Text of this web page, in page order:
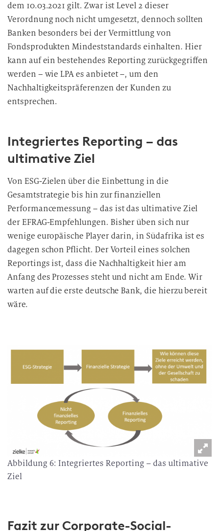
i
n
d
i
e
D
a
v
e
a
r
b
e
i
u
n
g
dem 10.03.2021 gilt. Zwar ist Level 2 dieser
Verordnung noch nicht umgesetzt, dennoch sollten
Banken besonders bei der Vermittlung von
Fondsprodukten Mindeststandards einhalten. Hier
kann auf ein bestehendes Reporting zurückgegriffen
werden – wie LPA es anbietet –, um den
Nachhaltigkeitspräferenzen der Kunden zu
entsprechen.
Integriertes Reporting – das
ultimative Ziel
Von ESG-Zielen über die Einbettung in die
Gesamtstrategie bis hin zur finanziellen
Performancemessung – das ist das ultimative Ziel
der EFRAG-Empfehlungen. Bisher üben sich nur
wenige europäische Player darin, in Südafrika ist es
dagegen schon Pflicht. Der Vorteil eines solchen
Reportings ist, dass die Nachhaltigkeit hier am
Anfang des Prozesses steht und nicht am Ende. Wir
warten auf die erste deutsche Bank, die hierzu bereit
wäre.
Abbildung 6: Integriertes Reporting – das ultimative
Ziel
Fazit zur Corporate-Social-